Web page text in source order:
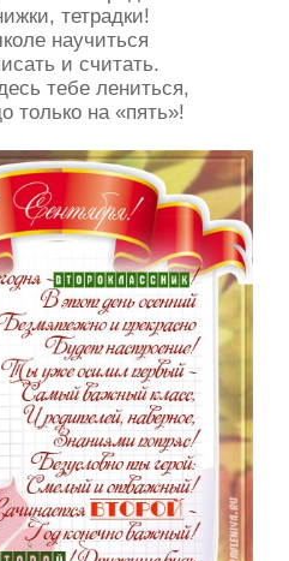
тетрадки!
научиться
и считать.
тебе лениться,
только на «пять»!